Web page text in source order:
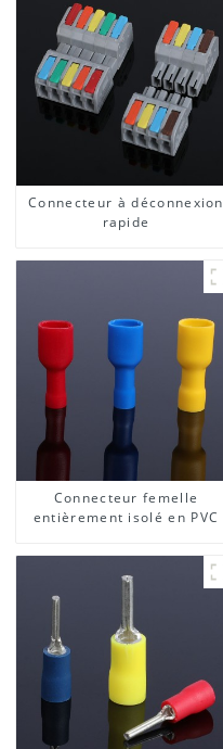
Connecteur à déconnexion
rapide
Connecteur femelle
entièrement isolé en PVC